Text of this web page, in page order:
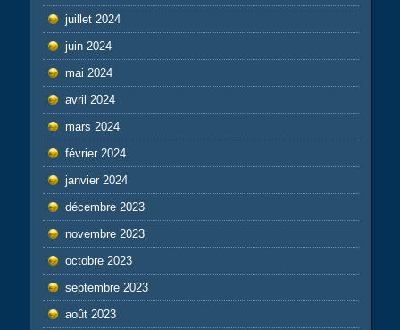
juillet 2024
juin 2024
mai 2024
avril 2024
mars 2024
février 2024
janvier 2024
décembre 2023
novembre 2023
octobre 2023
septembre 2023
août 2023